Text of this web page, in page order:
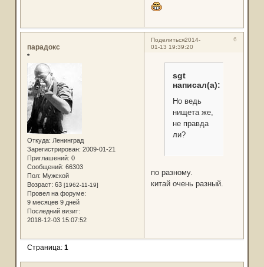
Поделиться 6
2014-
01-13 19:39:20
парадокс
*
Откуда: Ленинград
Зарегистрирован: 2009-01-21
Приглашений: 0
Сообщений: 66303
Пол: Мужской
Возраст: 63 [1962-11-19]
Провел на форуме:
9 месяцев 9 дней
Последний визит:
2018-12-03 15:07:52
sgt
написал(а):
Но ведь
нищета же,
не правда
ли?
по разному.
китай очень разный.
Страница: 1